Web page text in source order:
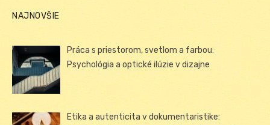
NAJNOVŠIE
Práca s priestorom, svetlom a farbou:
Psychológia a optické ilúzie v dizajne
Etika a autenticita v dokumentaristike: